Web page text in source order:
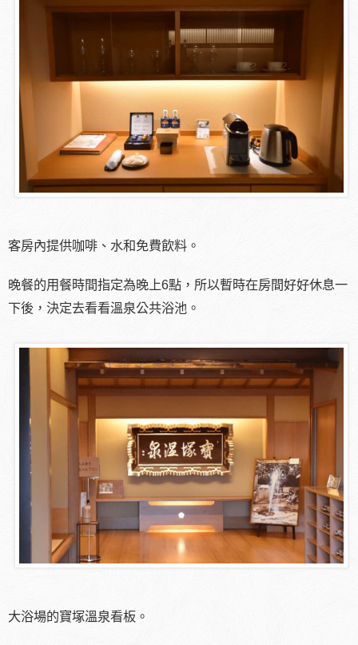
客房內提供咖啡、水和免費飲料。
晚餐的用餐時間指定為晚上6點，所以暫時在房間好好休息一
下後，決定去看看溫泉公共浴池。
大浴場的寶塚溫泉看板。